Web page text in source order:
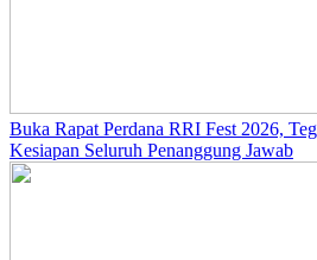
Buka Rapat Perdana RRI Fest 2026,
Kesiapan Seluruh Penanggung Jawab